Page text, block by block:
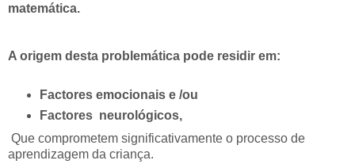
matemática.
A origem desta problemática pode residir em:
Factores emocionais e /ou
Factores neurológicos,
Que comprometem significativamente o processo de
aprendizagem da criança.